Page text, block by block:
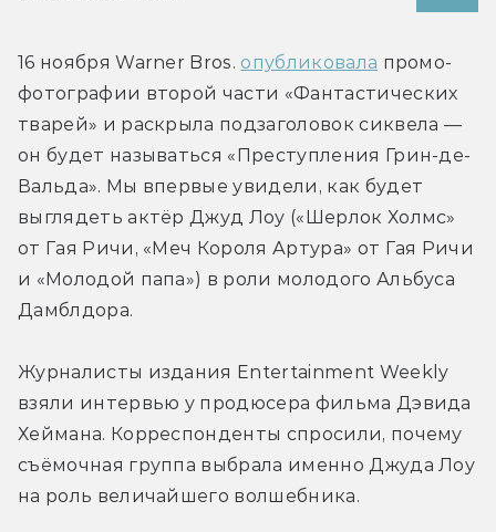
16 ноября Warner Bros. опубликовала промо-
фотографии второй части «Фантастических
тварей» и раскрыла подзаголовок сиквела —
он будет называться «Преступления Грин-де-
Вальда». Мы впервые увидели, как будет
выглядеть актёр Джуд Лоу («Шерлок Холмс»
от Гая Ричи, «Меч Короля Артура» от Гая Ричи
и «Молодой папа») в роли молодого Альбуса
Дамблдора.
Журналисты издания Entertainment Weekly
взяли интервью у продюсера фильма Дэвида
Хеймана. Корреспонденты спросили, почему
съёмочная группа выбрала именно Джуда Лоу
на роль величайшего волшебника.